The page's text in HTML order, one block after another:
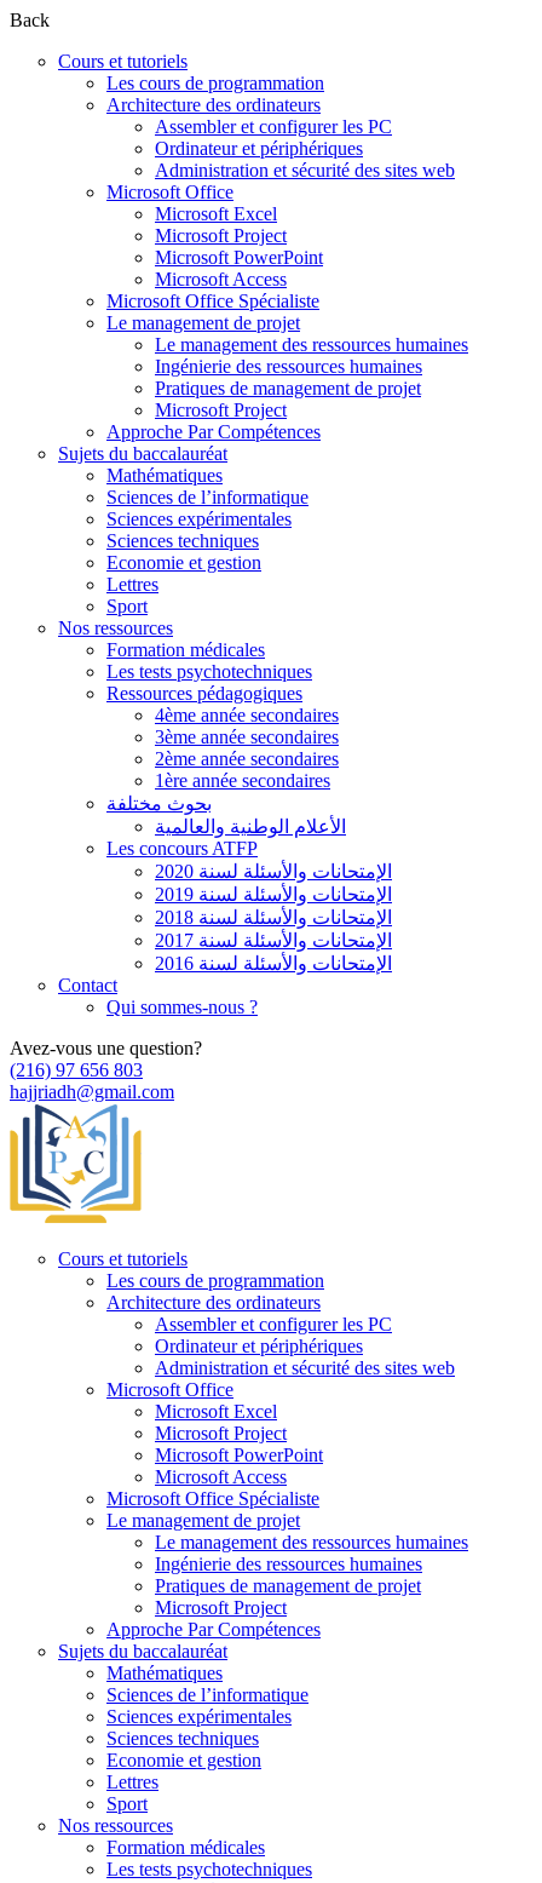
Back
Cours et tutoriels
Les cours de programmation
Architecture des ordinateurs
Assembler et configurer les PC
Ordinateur et périphériques
Administration et sécurité des sites web
Microsoft Office
Microsoft Excel
Microsoft Project
Microsoft PowerPoint
Microsoft Access
Microsoft Office Spécialiste
Le management de projet
Le management des ressources humaines
Ingénierie des ressources humaines
Pratiques de management de projet
Microsoft Project
Approche Par Compétences
Sujets du baccalauréat
Mathématiques
Sciences de l’informatique
Sciences expérimentales
Sciences techniques
Economie et gestion
Lettres
Sport
Nos ressources
Formation médicales
Les tests psychotechniques
Ressources pédagogiques
4ème année secondaires
3ème année secondaires
2ème année secondaires
1ère année secondaires
بحوث مختلفة
الأعلام الوطنية والعالمية
Les concours ATFP
الإمتحانات والأسئلة لسنة 2020
الإمتحانات والأسئلة لسنة 2019
الإمتحانات والأسئلة لسنة 2018
الإمتحانات والأسئلة لسنة 2017
الإمتحانات والأسئلة لسنة 2016
Contact
Qui sommes-nous ?
Avez-vous une question?
(216) 97 656 803
hajjriadh@gmail.com
Cours et tutoriels
Les cours de programmation
Architecture des ordinateurs
Assembler et configurer les PC
Ordinateur et périphériques
Administration et sécurité des sites web
Microsoft Office
Microsoft Excel
Microsoft Project
Microsoft PowerPoint
Microsoft Access
Microsoft Office Spécialiste
Le management de projet
Le management des ressources humaines
Ingénierie des ressources humaines
Pratiques de management de projet
Microsoft Project
Approche Par Compétences
Sujets du baccalauréat
Mathématiques
Sciences de l’informatique
Sciences expérimentales
Sciences techniques
Economie et gestion
Lettres
Sport
Nos ressources
Formation médicales
Les tests psychotechniques